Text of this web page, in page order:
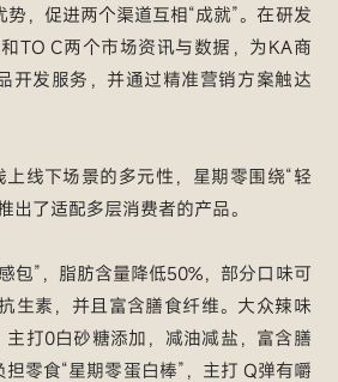
，促进两个渠道互相“成就”。在研发
TO C两个市场资讯与数据，为KA商
开发服务，并通过精准营销方案触达
线下场景的多元性，星期零围绕“轻
出了适配多层消费者的产品。
包”，脂肪含量降低50%，部分口味可
生素，并且富含膳食纤维。大众辣味
主打0白砂糖添加，减油减盐，富含膳
零食“星期零蛋白棒”，主打 Q弹有嚼